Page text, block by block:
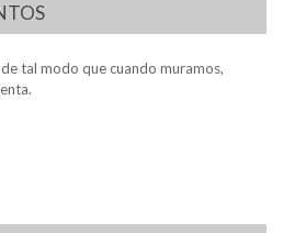
tal modo que cuando muramos,